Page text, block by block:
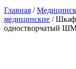
Главная /
медицинские / Шкаф
одностворчатый